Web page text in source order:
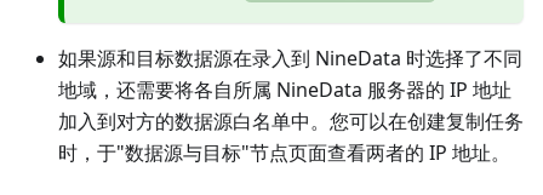
如果源和目标数据源在录入到 NineData 时选择了不同
地域，还需要将各自所属 NineData 服务器的 IP 地址
加入到对方的数据源白名单中。您可以在创建复制任务
时，于"数据源与目标"节点页面查看两者的 IP 地址。